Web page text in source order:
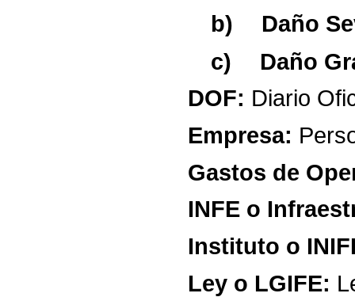
b)
Daño
c)
Daño
DOF: Diario
Empresa:
Gastos de
INFE o
Instituto o
Ley o LGIFE: